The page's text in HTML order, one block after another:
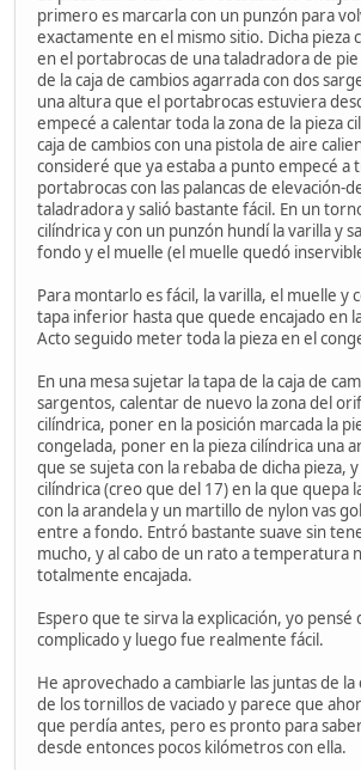
primero es marcarla con un punzón para
exactamente en el mismo sitio. Dicha pieza
en el portabrocas de una taladradora de
de la caja de cambios agarrada con dos
una altura que el portabrocas estuviera
empecé a calentar toda la zona de la pieza
caja de cambios con una pistola de aire
consideré que ya estaba a punto empecé a
portabrocas con las palancas de elevación-
taladradora y salió bastante fácil. En un
cilíndrica y con un punzón hundí la varilla y
fondo y el muelle (el muelle quedó
Para montarlo es fácil, la varilla, el muelle y
tapa inferior hasta que quede encajado en
Acto seguido meter toda la pieza en el
En una mesa sujetar la tapa de la caja de
sargentos, calentar de nuevo la zona del
cilíndrica, poner en la posición marcada la
congelada, poner en la pieza cilíndrica una
que se sujeta con la rebaba de dicha pieza,
cilíndrica (creo que del 17) en la que quepa
con la arandela y un martillo de nylon vas
entre a fondo. Entró bastante suave sin
mucho, y al cabo de un rato a temperatura
totalmente encajada.
Espero que te sirva la explicación, yo pensé
complicado y luego fue realmente fácil.
He aprovechado a cambiarle las juntas de la
de los tornillos de vaciado y parece que
que perdía antes, pero es pronto para
desde entonces pocos kilómetros con ella.